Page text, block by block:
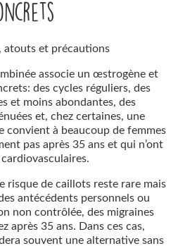
atouts et précautions
associe un œstrogène et
des cycles réguliers, des
et moins abondantes, des
et, chez certaines, une
convient à beaucoup de femmes
pas après 35 ans et qui n’ont
risque de caillots reste rare mais
antécédents personnels ou
non contrôlée, des migraines
après 35 ans. Dans ces cas,
souvent une alternative sans